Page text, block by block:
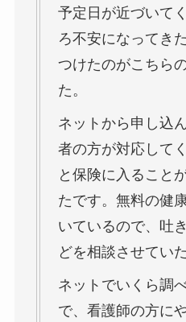
予定日が近づいて
ろ不安になってき
つけたのがこちら
た。
ネットから申し込
者の方が対応して
と保険に入ること
たです。無料の健
いているので、吐
どを相談させてい
ネットでいくら調
で、看護師の方に